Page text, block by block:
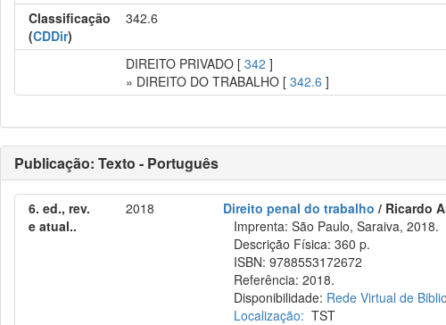
Classificação
(CDDir)
342.6
DIREITO PRIVADO [342 ]
» DIREITO DO TRABALHO [342.6 ]
Publicação: Texto - Português
6. ed., rev.
e atual..
2018 Direito penal do trabalho / Ricardo
Imprenta: São Paulo, Saraiva, 2018.
Descrição Física: 360 p.
ISBN: 9788553172672
Referência: 2018.
Disponibilidade: Rede Virtual de
Localização: TST